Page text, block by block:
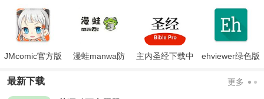
JMcomic官方版
漫蛙manwa防
主内圣经下载中
ehviewer绿色版
最新下载 更多